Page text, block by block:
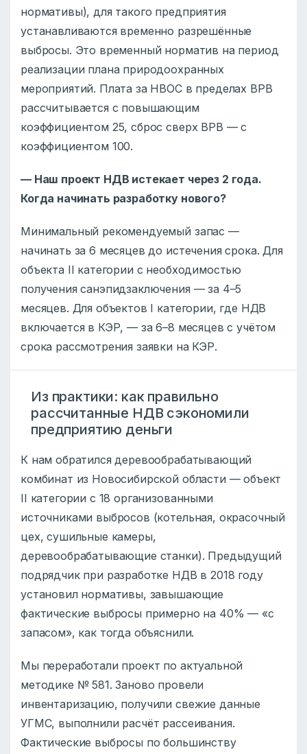
нормативы), для такого предприятия
устанавливаются временно разрешённые
выбросы. Это временный норматив на период
реализации плана природоохранных
мероприятий. Плата за НВОС в пределах ВРВ
рассчитывается с повышающим
коэффициентом 25, сброс сверх ВРВ — с
коэффициентом 100.
— Наш проект НДВ истекает через 2 года.
Когда начинать разработку нового?
Минимальный рекомендуемый запас —
начинать за 6 месяцев до истечения срока. Для
объекта II категории с необходимостью
получения санэпидзаключения — за 4–5
месяцев. Для объектов I категории, где НДВ
включается в КЭР, — за 6–8 месяцев с учётом
срока рассмотрения заявки на КЭР.
Из практики: как правильно
рассчитанные НДВ сэкономили
предприятию деньги
К нам обратился деревообрабатывающий
комбинат из Новосибирской области — объект
II категории с 18 организованными
источниками выбросов (котельная, окрасочный
цех, сушильные камеры,
деревообрабатывающие станки). Предыдущий
подрядчик при разработке НДВ в 2018 году
установил нормативы, завышающие
фактические выбросы примерно на 40% — «с
запасом», как тогда объяснили.
Мы переработали проект по актуальной
методике № 581. Заново провели
инвентаризацию, получили свежие данные
УГМС, выполнили расчёт рассеивания.
Фактические выбросы по большинству